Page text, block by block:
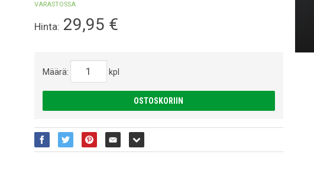
VARASTOSSA
Hinta: 29,95 €
Määrä: kpl
OSTOSKORIIN